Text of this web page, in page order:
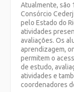
Atualmente, são
Consórcio
pelo Estado do
atividades
avaliações. Os
aprendizagem,
permitem o
de estudo,
atividades e
coordenadores